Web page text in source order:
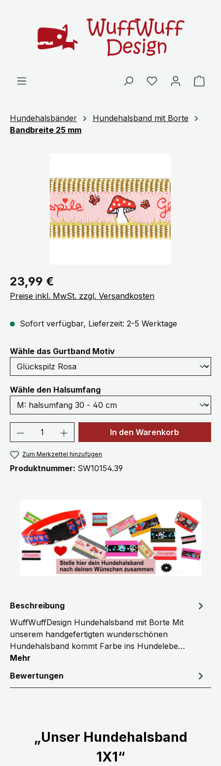
Hundehalsbänder
Hundehalsband mit Borte
Bandbreite 25 mm
Regulärer Preis:
23,99 €
Preise inkl. MwSt. zzgl. Versandkosten
Sofort verfügbar, Lieferzeit: 2-5 Werktage
Wähle das Gurtband Motivauswählen
Wähle den Halsumfangauswählen
Produkt Anzahl: Gib denIn den Warenkorb
Zum Merkzettel hinzufügen
Produktnummer: SW10154.39
Beschreibung
WuffWuffDesign Hundehalsband mit Borte Mit
unserem handgefertigten wunderschönen
Hundehalsband kommt Farbe ins Hundelebe…
Mehr
Bewertungen
„Unser Hundehalsband
1X1“